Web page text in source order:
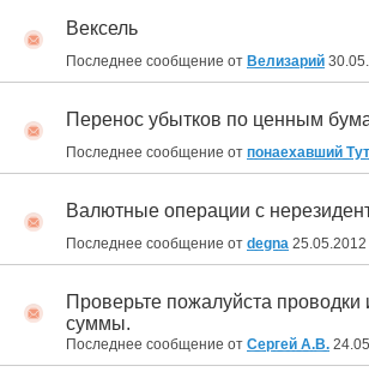
Вексель
Последнее сообщение от Велизарий
Перенос убытков по ценным
Последнее сообщение от понаехавший Тут
Валютные операции с
Последнее сообщение от degna 25.05.2012
Проверьте пожалуйста проводки
суммы.
Последнее сообщение от Сергей А.В.